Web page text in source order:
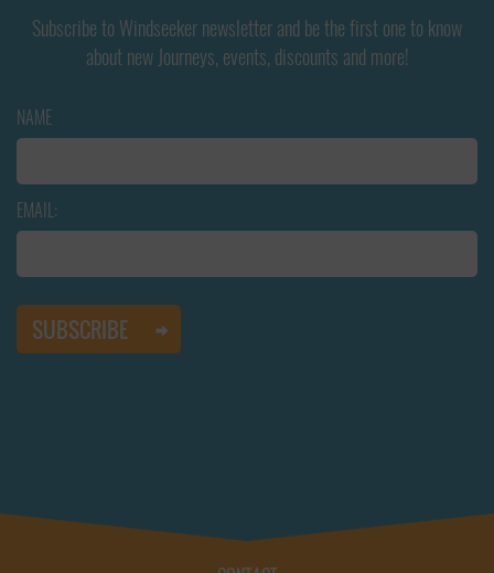
Subscribe to Windseeker newsletter and be the first one to know
about new Journeys, events, discounts and more!
NAME
EMAIL: